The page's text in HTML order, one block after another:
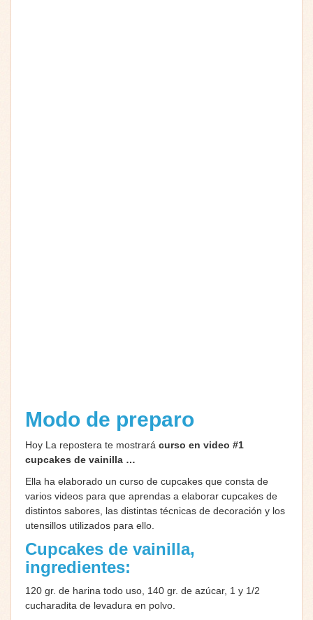
Modo de preparo
Hoy La repostera te mostrará curso en video #1
cupcakes de vainilla …
Ella ha elaborado un curso de cupcakes que consta de
varios videos para que aprendas a elaborar cupcakes de
distintos sabores, las distintas técnicas de decoración y los
utensillos utilizados para ello.
Cupcakes de vainilla,
ingredientes:
120 gr. de harina todo uso, 140 gr. de azúcar, 1 y 1/2
cucharadita de levadura en polvo.